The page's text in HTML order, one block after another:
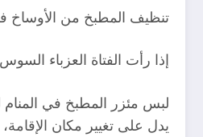
تنظيف المطبخ من الأوساخ
إذا رأت الفتاة العزباء
لبس مئزر المطبخ في
يدل على تغيير مكان